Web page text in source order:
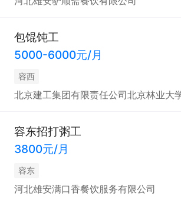
包馄饨工
5000-6000元/月
容西
容东招打粥工
3800元/月
容东
河北雄安满口香餐饮服务有限公司